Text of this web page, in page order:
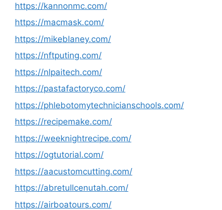
https://kannonmc.com/
https://macmask.com/
https://mikeblaney.com/
https://nftputing.com/
https://nlpaitech.com/
https://pastafactoryco.com/
https://phlebotomytechnicianschools.com/
https://recipemake.com/
https://weeknightrecipe.com/
https://ogtutorial.com/
https://aacustomcutting.com/
https://abretullcenutah.com/
https://airboatours.com/